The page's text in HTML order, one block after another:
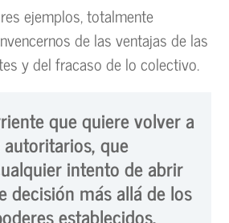
ejemplos, totalmente
de las ventajas de las
y del fracaso de lo colectivo.
que quiere volver a
que
intento de abrir
decisión más allá de los
establecidos.